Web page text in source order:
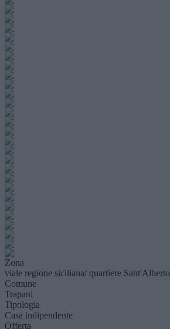
Zona
viale regione siciliana/ quartiere Sant'Alberto
Comune
Trapani
Tipologia
Casa indipendente
Offerta